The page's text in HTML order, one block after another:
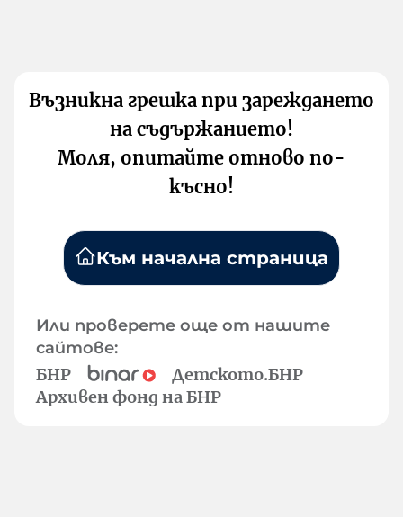
Възникна грешка при зареждането
на съдържанието!
Моля, опитайте отново по-
късно!
Към начална страница
Или проверете още от нашите
сайтове:
БНР
Детското.БНР
Архивен фонд на БНР